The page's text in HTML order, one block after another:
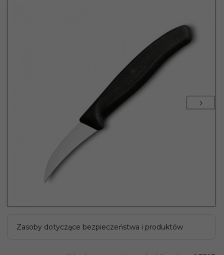
Zasoby dotyczące bezpieczeństwa i produktów